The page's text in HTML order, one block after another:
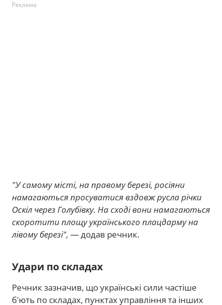
Реклама
"У самому місті, на правому березі, росіяни
намагаються просуватися вздовж русла річки
Оскіл через Голубівку. На сході вони намагаються
скоротити площу українського плацдарму на
лівому березі", — додав речник.
Удари по складах
Речник зазначив, що українські сили частіше
б'ють по складах, пунктах управління та інших